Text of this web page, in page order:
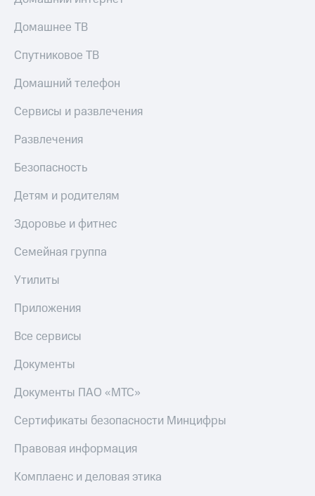
номер
оператора
Оплата
и
с
телефона
на карту
МТС Pay
по QR-
магазин
и
часы
трекеры
Умный
дом
Домашнее ТВ
Спутниковое ТВ
Домашний телефон
Сервисы и развлечения
Развлечения
Безопасность
Детям и родителям
Здоровье и фитнес
Семейная группа
Утилиты
Приложения
Все сервисы
Документы
Документы ПАО «МТС»
Сертификаты безопасности Минцифры
Правовая информация
Комплаенс и деловая этика